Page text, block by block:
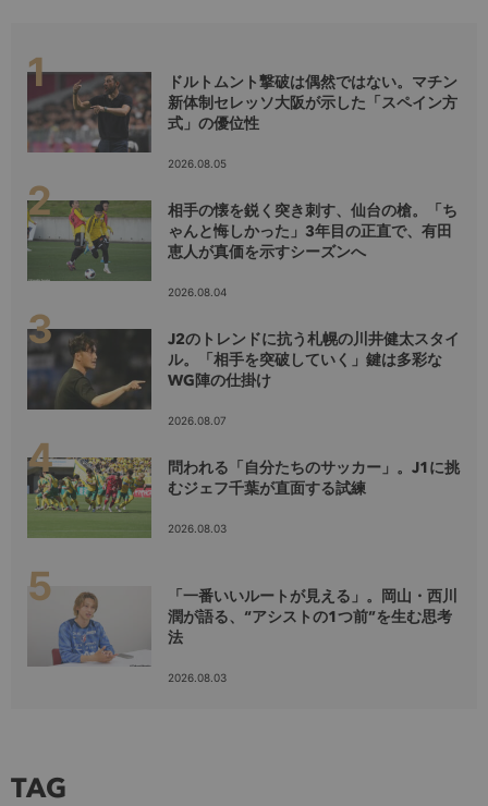
ドルトムント撃破は偶然ではない。マチン
新体制セレッソ大阪が示した「スペイン方
式」の優位性
2026.08.05
相手の懐を鋭く突き刺す、仙台の槍。「ち
ゃんと悔しかった」3年目の正直で、有田
恵人が真価を示すシーズンへ
2026.08.04
J2のトレンドに抗う札幌の川井健太スタイ
ル。「相手を突破していく」鍵は多彩な
WG陣の仕掛け
2026.08.07
問われる「自分たちのサッカー」。J1に挑
むジェフ千葉が直面する試練
2026.08.03
「一番いいルートが見える」。岡山・西川
潤が語る、“アシストの1つ前”を生む思考
法
2026.08.03
TAG